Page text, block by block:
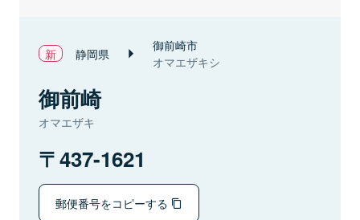
静岡県 御前崎市
オマエザキシ
御前崎
オマエザキ
437-1621
郵便番号をコピーする